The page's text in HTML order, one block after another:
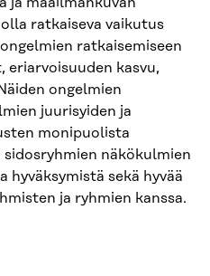
ratkaiseva vaikutus
ratkaisemiseen
eriarvoisuuden kasvu,
ongelmien
juurisyiden ja
monipuolista
näkökulmien
hyväksymistä sekä hyvää
ja ryhmien kanssa.